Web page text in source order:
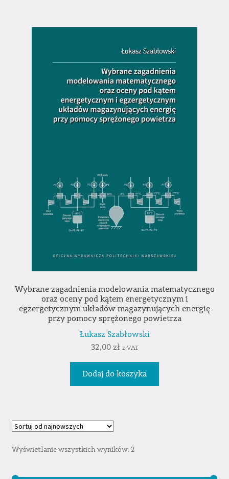
Wybrane zagadnienia modelowania matematycznego
oraz oceny pod kątem energetycznym i
egzergetycznym układów magazynujących energię
przy pomocy sprężonego powietrza
Łukasz Szabłowski
32,00 zł z VAT
Dodaj do koszyka
Wyświetlanie wszystkich wyników: 2